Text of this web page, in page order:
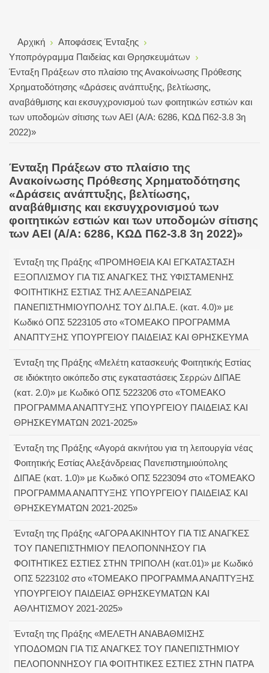
Αρχική
Αποφάσεις Ένταξης
Υποπρόγραμμα Παιδείας και Θρησκευμάτων
Ένταξη Πράξεων στο πλαίσιο της Ανακοίνωσης Πρόθεσης
Χρηματοδότησης «Δράσεις ανάπτυξης, βελτίωσης,
αναβάθμισης και εκσυγχρονισμού των φοιτητικών εστιών και
των υποδομών σίτισης των ΑΕΙ (Α/Α: 6286, ΚΩΔ Π62-3.8 3η
2022)»
Ένταξη Πράξεων στο πλαίσιο της
Ανακοίνωσης Πρόθεσης Χρηματοδότησης
«Δράσεις ανάπτυξης, βελτίωσης,
αναβάθμισης και εκσυγχρονισμού των
φοιτητικών εστιών και των υποδομών σίτισης
των ΑΕΙ (Α/Α: 6286, ΚΩΔ Π62-3.8 3η 2022)»
Ένταξη της Πράξης «ΠΡΟΜΗΘΕΙΑ ΚΑΙ ΕΓΚΑΤΑΣΤΑΣΗ
ΕΞΟΠΛΙΣΜΟΥ ΓΙΑ ΤΙΣ ΑΝΑΓΚΕΣ ΤΗΣ ΥΦΙΣΤΑΜΕΝΗΣ
ΦΟΙΤΗΤΙΚΗΣ ΕΣΤΙΑΣ ΤΗΣ ΑΛΕΞΑΝΔΡΕΙΑΣ
ΠΑΝΕΠΙΣΤΗΜΙΟΥΠΟΛΗΣ ΤΟΥ ΔΙ.ΠΑ.Ε. (κατ. 4.0)» με
Κωδικό ΟΠΣ 5223105 στο «ΤΟΜΕΑΚΟ ΠΡΟΓΡΑΜΜΑ
ΑΝΑΠΤΥΞΗΣ ΥΠΟΥΡΓΕΙΟΥ ΠΑΙΔΕΙΑΣ ΚΑΙ ΘΡΗΣΚΕΥΜΑ
Ένταξη της Πράξης «Μελέτη κατασκευής Φοιτητικής Εστίας
σε ιδιόκτητο οικόπεδο στις εγκαταστάσεις Σερρών ΔΙΠΑΕ
(κατ. 2.0)» με Κωδικό ΟΠΣ 5223206 στο «ΤΟΜΕΑΚΟ
ΠΡΟΓΡΑΜΜΑ ΑΝΑΠΤΥΞΗΣ ΥΠΟΥΡΓΕΙΟΥ ΠΑΙΔΕΙΑΣ ΚΑΙ
ΘΡΗΣΚΕΥΜΑΤΩΝ 2021-2025»
Ένταξη της Πράξης «Αγορά ακινήτου για τη λειτουργία νέας
Φοιτητικής Εστίας Αλεξάνδρειας Πανεπιστημιούπολης
ΔΙΠΑΕ (κατ. 1.0)» με Κωδικό ΟΠΣ 5223094 στο «ΤΟΜΕΑΚΟ
ΠΡΟΓΡΑΜΜΑ ΑΝΑΠΤΥΞΗΣ ΥΠΟΥΡΓΕΙΟΥ ΠΑΙΔΕΙΑΣ ΚΑΙ
ΘΡΗΣΚΕΥΜΑΤΩΝ 2021-2025»
Ένταξη της Πράξης «ΑΓΟΡΑ ΑΚΙΝΗΤΟΥ ΓΙΑ ΤΙΣ ΑΝΑΓΚΕΣ
ΤΟΥ ΠΑΝΕΠΙΣΤΗΜΙΟΥ ΠΕΛΟΠΟΝΝΗΣΟΥ ΓΙΑ
ΦΟΙΤΗΤΙΚΕΣ ΕΣΤΙΕΣ ΣΤΗΝ ΤΡΙΠΟΛΗ (κατ.01)» με Κωδικό
ΟΠΣ 5223102 στο «ΤΟΜΕΑΚΟ ΠΡΟΓΡΑΜΜΑ ΑΝΑΠΤΥΞΗΣ
ΥΠΟΥΡΓΕΙΟΥ ΠΑΙΔΕΙΑΣ ΘΡΗΣΚΕΥΜΑΤΩΝ ΚΑΙ
ΑΘΛΗΤΙΣΜΟΥ 2021-2025»
Ένταξη της Πράξης «ΜΕΛΕΤΗ ΑΝΑΒΑΘΜΙΣΗΣ
ΥΠΟΔΟΜΩΝ ΓΙΑ ΤΙΣ ΑΝΑΓΚΕΣ ΤΟΥ ΠΑΝΕΠΙΣΤΗΜΙΟΥ
ΠΕΛΟΠΟΝΝΗΣΟΥ ΓΙΑ ΦΟΙΤΗΤΙΚΕΣ ΕΣΤΙΕΣ ΣΤΗΝ ΠΑΤΡΑ